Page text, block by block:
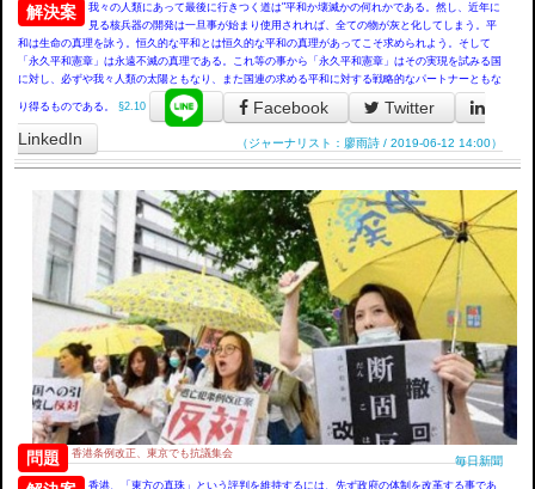
解決案
我々の人類にあって最後に行きつく道は"平和か壊滅かの何れかである。然し、近年に
見る核兵器の開発は一旦事が始まり使用されれば、全ての物が灰と化してしまう。平
和は生命の真理を詠う。恒久的な平和とは恒久的な平和の真理があってこそ求められよう。そして
「永久平和憲章」は永遠不滅の真理である。これ等の事から「永久平和憲章」はその実現を試みる国
に対し、必ずや我々人類の太陽ともなり、また国連の求める平和に対する戦略的なパートナーともな
り得るものである。 §2.10 Facebook
Twitter
LinkedIn
（ジャーナリスト：廖雨詩 / 2019-06-12 14:00）
問題 香港条例改正、東京でも抗議集会
毎日新聞
香港、「東方の真珠」という評判を維持するには、先ず政府の体制を改革する事であ